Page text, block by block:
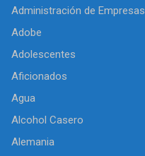
Administración de Empresas
Adobe
Adolescentes
Aficionados
Agua
Alcohol Casero
Alemania